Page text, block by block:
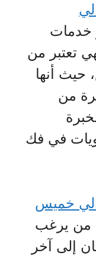
خدمات
تعتبر من
أنها
من
في فك
خميس
من يرغب
إلى آخر